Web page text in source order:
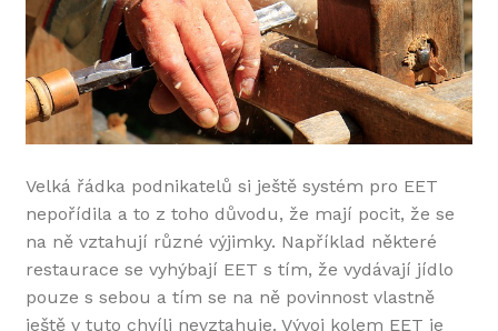
Velká řádka podnikatelů si ještě systém pro EET
nepořídila a to z toho důvodu, že mají pocit, že se
na ně vztahují různé výjimky. Například některé
restaurace se vyhýbají EET s tím, že vydávají jídlo
pouze s sebou a tím se na ně povinnost vlastně
ještě v tuto chvíli nevztahuje. Vývoj kolem EET je